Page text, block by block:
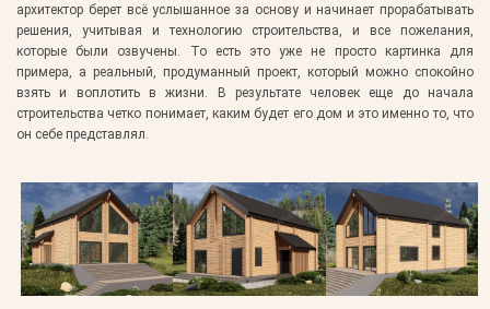
архитектор берет всё услышанное за основу и начинает прорабатывать
решения, учитывая и технологию строительства, и все пожелания,
которые были озвучены. То есть это уже не просто картинка для
примера, а реальный, продуманный проект, который можно спокойно
взять и воплотить в жизни. В результате человек еще до начала
строительства четко понимает, каким будет его дом и это именно то, что
он себе представлял.